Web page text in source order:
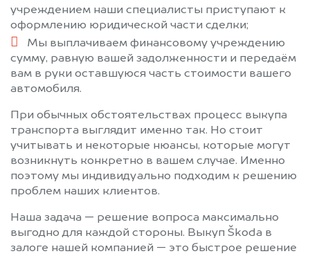
учреждением наши специалисты приступают к
оформлению юридической части сделки;
Мы выплачиваем финансовому учреждению
сумму, равную вашей задолженности и передаём
вам в руки оставшуюся часть стоимости вашего
автомобиля.
При обычных обстоятельствах процесс выкупа
транспорта выглядит именно так. Но стоит
учитывать и некоторые нюансы, которые могут
возникнуть конкретно в вашем случае. Именно
поэтому мы индивидуально подходим к решению
проблем наших клиентов.
Наша задача — решение вопроса максимально
выгодно для каждой стороны. Выкуп Škoda в
залоге нашей компанией — это быстрое решение